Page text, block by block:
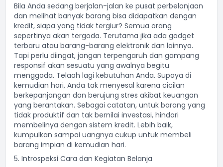
Bila Anda sedang berjalan-jalan ke pusat perbelanjaan
dan melihat banyak barang bisa didapatkan dengan
kredit, siapa yang tidak tergiur? Semua orang
sepertinya akan tergoda. Terutama jika ada gadget
terbaru atau barang-barang elektronik dan lainnya.
Tapi perlu diingat, jangan terpengaruh dan gampang
responsif akan sesuatu yang awalnya begitu
menggoda. Telaah lagi kebutuhan Anda. Supaya di
kemudian hari, Anda tak menyesal karena cicilan
berkepanjangan dan berujung stres akibat keuangan
yang berantakan. Sebagai catatan, untuk barang yang
tidak produktif dan tak bernilai investasi, hindari
membelinya dengan sistem kredit. Lebih baik,
kumpulkan sampai uangnya cukup untuk membeli
barang impian di kemudian hari.
5. Introspeksi Cara dan Kegiatan Belanja